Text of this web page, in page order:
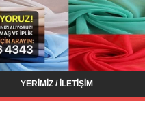
YERIMIZ / İLETIŞIM